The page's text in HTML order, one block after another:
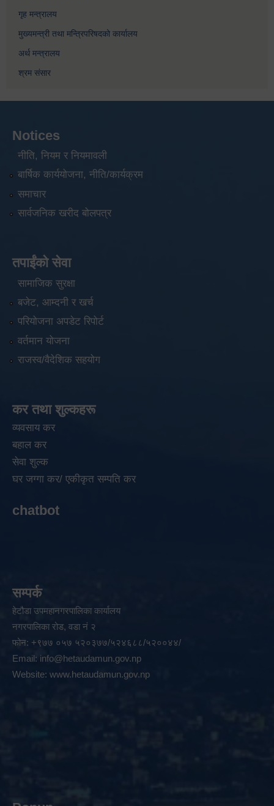
गृह मन्त्रालय
मुख्यमन्त्री तथा मन्त्रिपरिषदको कार्यालय
अर्थ मन्त्रालय
श्रम संसार
Notices
नीति, नियम र नियमावली
बार्षिक कार्ययोजना, नीति/कार्यक्रम
समाचार
सार्वजनिक खरीद बोलपत्र
तपाईंको सेवा
सामाजिक सुरक्षा
बजेट, आम्दनी र खर्च
परियोजना अपडेट रिपोर्ट
वर्तमान योजना
राजस्व/वैदेशिक सहयोग
कर तथा शुल्कहरू
व्यवसाय कर
बहाल कर
सेवा शुल्क
घर जग्गा कर/ एकीकृत सम्पति कर
chatbot
सम्पर्क
हेटौडा उपमहानगरपालिका कार्यालय
नगरपालिका रोड, वडा नं २
फोन: +९७७ ०५७ ५२०३७७/५२४६८८/५२००४४/
Email: info@hetaudamun.gov.np
Website: www.hetaudamun.gov.np